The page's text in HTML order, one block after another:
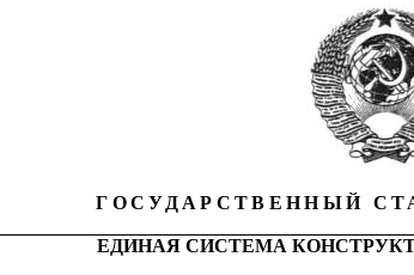
ГОСУДАРСТВЕННЫЙ
ЕДИНАЯ СИСТЕМА